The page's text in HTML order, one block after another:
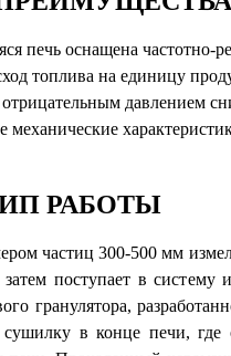
печь оснащена частотно-
топлива на единицу
давлением
механические
РАБОТЫ
частиц 300-500 мм
затем поступает в
гранулятора,
в конце печи, где